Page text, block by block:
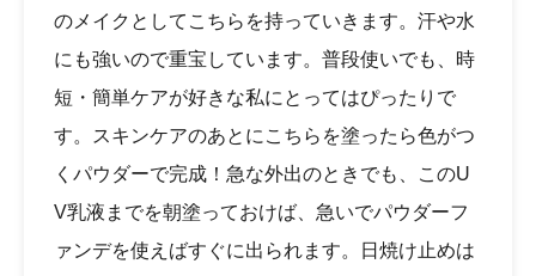
のメイクとしてこちらを持っていきます。汗や水
にも強いので重宝しています。普段使いでも、時
短・簡単ケアが好きな私にとってはぴったりで
す。スキンケアのあとにこちらを塗ったら色がつ
くパウダーで完成！急な外出のときでも、このU
V乳液までを朝塗っておけば、急いでパウダーフ
ァンデを使えばすぐに出られます。日焼け止めは